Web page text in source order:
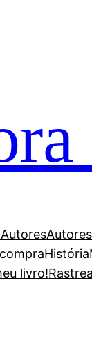
AutoresAutores
História
livro!